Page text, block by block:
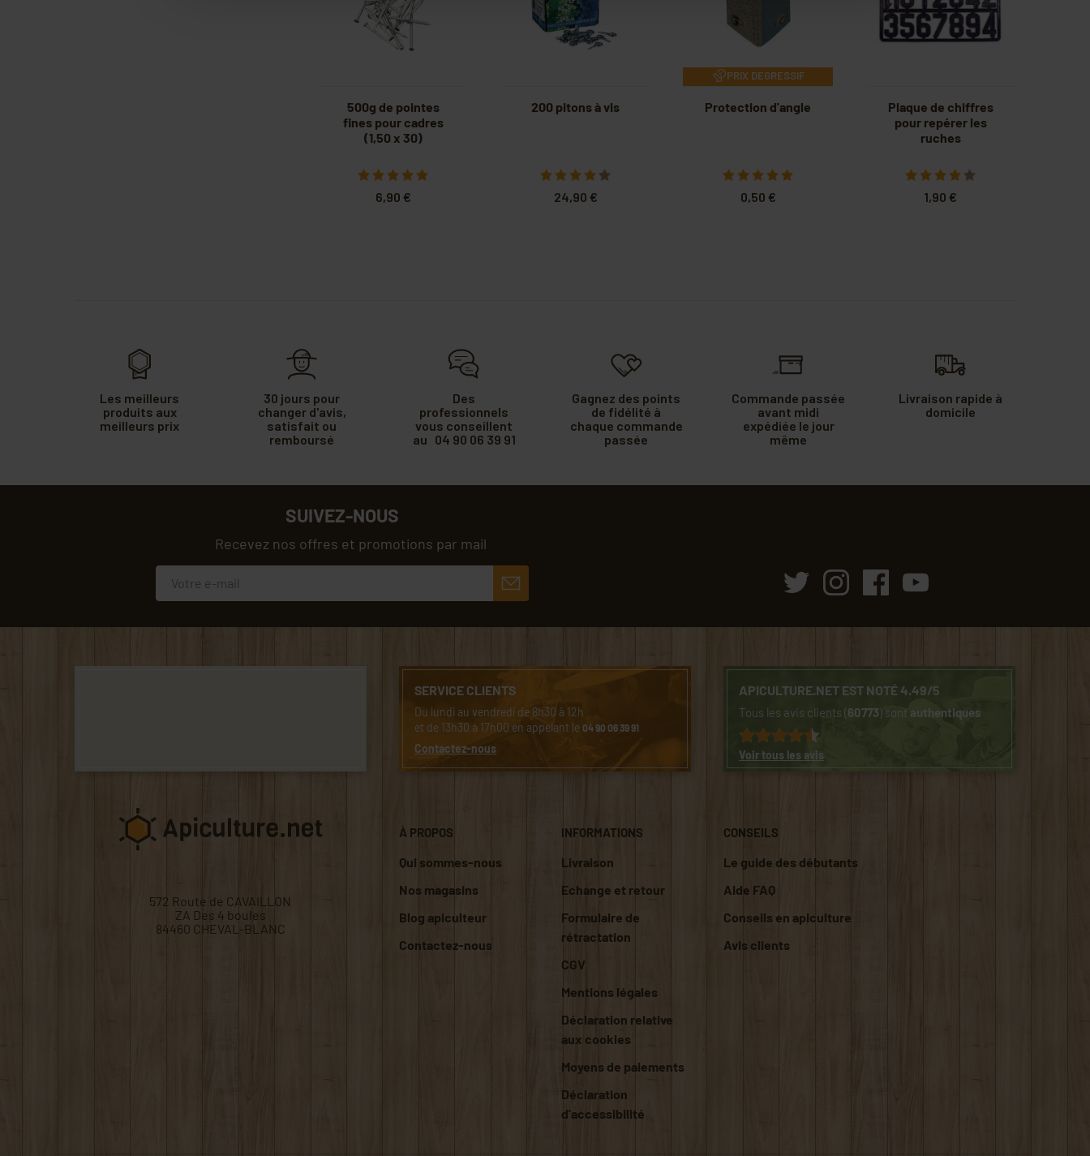
500g de pointes
fines pour cadres
(1,50 x 30)
6,90 €
200 pitons à vis
24,90 €
PRIX DEGRESSIF
Protection d'angle
0,50 €
Plaque de chiffres
pour repérer les
ruches
1,90 €
Les meilleurs
produits aux
meilleurs prix
30 jours pour
changer d'avis,
satisfait ou
remboursé
Des
professionnels
vous conseillent
au 04 90 06 39 91
Gagnez des points
de fidélité à
chaque commande
passée
Commande passée
avant midi
expédiée le jour
même
Livraison rapide à
domicile
SUIVEZ-NOUS
Recevez nos offres et promotions par mail
SERVICE CLIENTS
Du lundi au vendredi de 8h30 à 12h
et de 13h30 à 17h00 en appelant le04 90 06 39 91
Contactez-nous
APICULTURE.NET EST NOTÉ 4.49/5
Tous les avis clients (60773) sont authentiques
Voir tous les avis
572 Route de CAVAILLON
ZA Des 4 boules
84460 CHEVAL-BLANC
À PROPOS
Qui sommes-nous
Nos magasins
Blog apiculteur
Contactez-nous
INFORMATIONS
Livraison
Echange et retour
Formulaire de
rétractation
CGV
Mentions légales
Déclaration relative
aux cookies
Moyens de paiements
Déclaration
d'accessibilité
CONSEILS
Le guide des débutants
Aide FAQ
Conseils en apiculture
Avis clients